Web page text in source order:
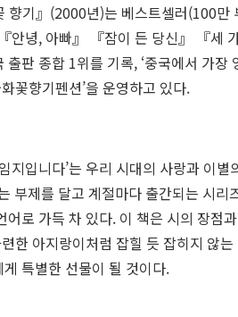
향기』(2000년)는 베스트셀러(100
안녕, 아빠』 『잠이 든 당신』 『세
출판 종합 1위를 기록, ‘중국에서 가
화꽃향기펜션’을 운영하고 있다.
지입니다’는 우리 시대의 사랑과 이
부제를 달고 계절마다 출간되는 시
어로 가득 차 있다. 이 책은 시의 장점
한 아지랑이처럼 잡힐 듯 잡히지 않
특별한 선물이 될 것이다.